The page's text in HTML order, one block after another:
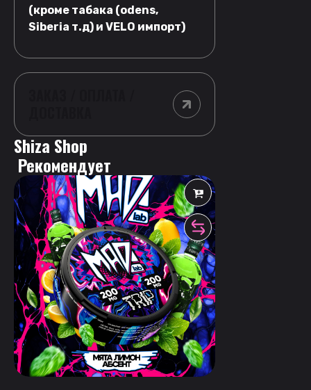
(кроме табака (odens,
Siberia т.д) и VELO импорт)
Shiza Shop
Рекомендует